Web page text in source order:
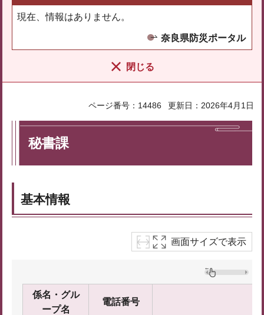
現在、情報はありません。
奈良県防災ポータル
閉じる
ページ番号：14486 更新日：2026年4月1日
秘書課
基本情報
画面サイズで表示
係名・グル
ープ名
電話番号